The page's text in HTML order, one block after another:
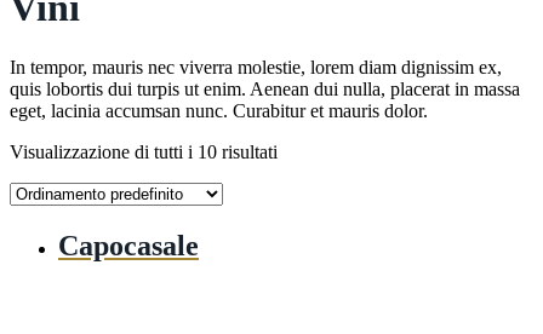
In tempor, mauris nec viverra molestie, lorem diam dignissim ex,
quis lobortis dui turpis ut enim. Aenean dui nulla, placerat in massa
eget, lacinia accumsan nunc. Curabitur et mauris dolor.
Visualizzazione di tutti i 10 risultati
Capocasale